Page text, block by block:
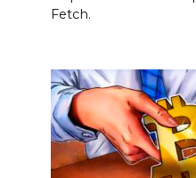
Fetch.